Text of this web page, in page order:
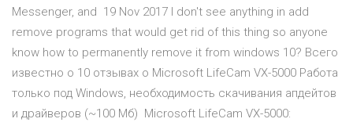
Messenger, and 19 Nov 2017 I don't see anything in add
remove programs that would get rid of this thing so anyone
know how to permanently remove it from windows 10? Всего
известно о 10 отзывах о Microsoft LifeCam VX-5000 Работа
только под Windows, необходимость скачивания апдейтов
и драйверов (~100 Мб) Microsoft LifeCam VX-5000: